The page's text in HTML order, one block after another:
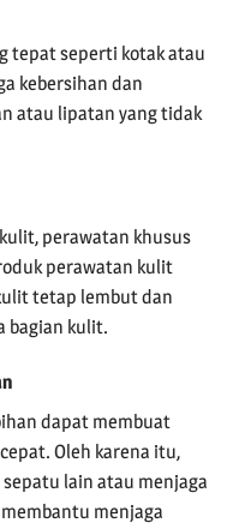
tepat seperti kotak atau
kebersihan dan
atau lipatan yang tidak
perawatan khusus
perawatan kulit
tetap lembut dan
bagian kulit.
dapat membuat
Oleh karena itu,
lain atau menjaga
menjaga